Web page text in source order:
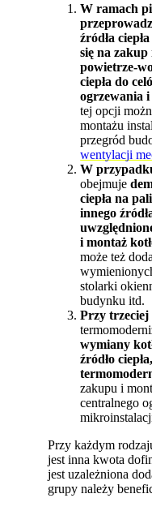
W ramach
źródła
się na zakup
powietrze-
ciepła do
ogrzewania
tej opcji
montażu
przegród
wentylacji
W
obejmuje
ciepła na
innego
i montaż
może też
stolarki
budynku itd.
Przy trzeciej
wymiany
źródło
zakupu i
centralnego
Przy każdym
jest inna kwota
jest uzależniona
grupy należy